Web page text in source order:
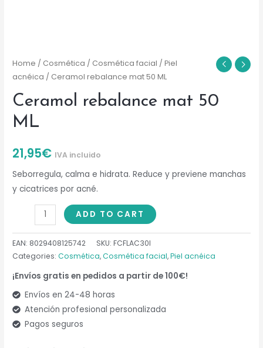
Home / Cosmética / Cosmética facial /Piel
acnéica / Ceramol rebalance mat 50 ML
Ceramol rebalance mat 50
ML
21,95€ IVA incluido
Seborregula, calma e hidrata. Reduce y previene manchas
y cicatrices por acné.
Ceramol
rebalance
mat
50
quantity
ADD TO CART
EAN: 8029408125742 SKU:FCFLAC30I
Categories:Cosmética,Cosmética facial,Piel acnéica
¡Envíos gratis en pedidos a partir de 100€!
Envíos en 24-48 horas
Atención profesional personalizada
Pagos seguros